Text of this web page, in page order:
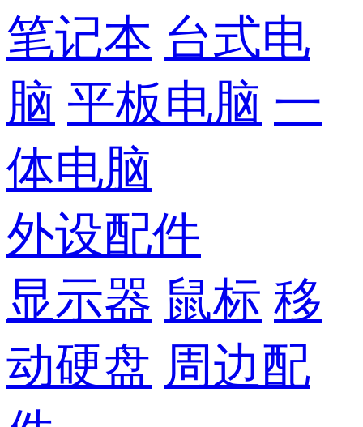
笔记本 台式电
脑 平板电脑 一
体电脑
外设配件
显示器 鼠标 移
动硬盘 周边配